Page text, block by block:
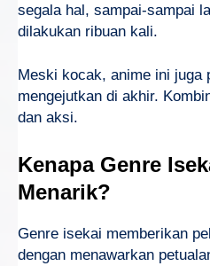
segala hal, sampai-sampai
dilakukan ribuan kali.
Meski kocak, anime ini juga
mengejutkan di akhir.
dan aksi.
Kenapa Genre
Menarik?
Genre isekai memberikan
dengan menawarkan